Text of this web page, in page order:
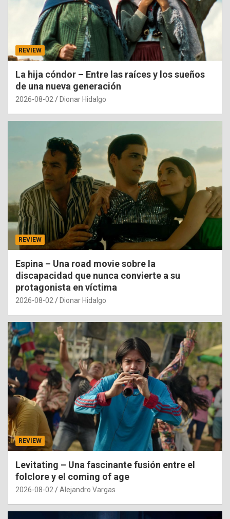
REVIEW
La hija cóndor – Entre las raíces y los sueños
de una nueva generación
2026-08-02 Dionar Hidalgo
REVIEW
Espina – Una road movie sobre la
discapacidad que nunca convierte a su
protagonista en víctima
2026-08-02 Dionar Hidalgo
REVIEW
Levitating – Una fascinante fusión entre el
folclore y el coming of age
2026-08-02 Alejandro Vargas